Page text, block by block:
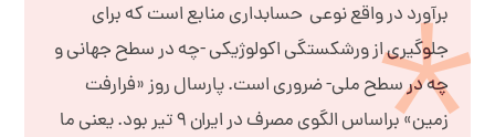
برآورد در واقع نوعی حسابداری منابع است که برای
جلوگیری از ورشکستگی اکولوژیکی -چه در سطح جهانی و
چه در سطح ملی- ضروری است. پارسال روز «فرا‌رفت
زمین» بر‌اساس الگوی مصرف در ایران ۹ تیر بود. یعنی ما